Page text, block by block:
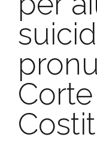
Corte